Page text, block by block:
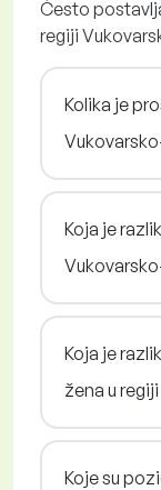
Često
regiji
Kolika je
Koja je
Koja je
žena u
Koje su